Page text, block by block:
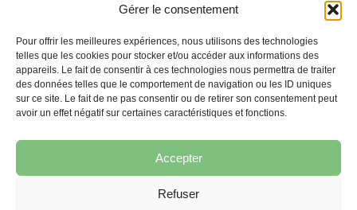
Gérer le consentement
Pour offrir les meilleures expériences, nous utilisons des technologies
telles que les cookies pour stocker et/ou accéder aux informations des
appareils. Le fait de consentir à ces technologies nous permettra de traiter
des données telles que le comportement de navigation ou les ID uniques
sur ce site. Le fait de ne pas consentir ou de retirer son consentement peut
avoir un effet négatif sur certaines caractéristiques et fonctions.
Accepter
Refuser
Saint-Germain-En-Laye
Ligne R2-Nord
Tramway T13
20mins à pied du RER A